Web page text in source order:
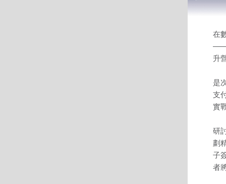
在
——
升
是
支
實
研
劃
子
者